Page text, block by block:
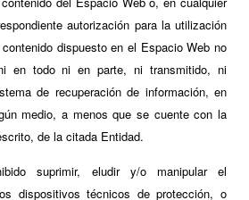
autorización para la utilización
dispuesto en el Espacio Web no
en todo ni en parte, ni transmitido, ni
de recuperación de información, en
medio, a menos que se cuente con la
de la citada Entidad.
suprimir, eludir y/o manipular el
dispositivos técnicos de protección, o